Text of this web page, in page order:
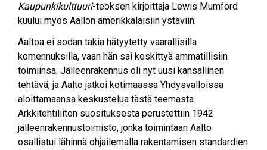
Kaupunkikulttuuri-teoksen kirjoittaja Lewis Mumford
kuului myös Aallon amerikkalaisiin ystäviin.
Aaltoa ei sodan takia hätyytetty vaarallisilla
komennuksilla, vaan hän sai keskittyä ammatillisiin
toimiinsa. Jälleenrakennus oli nyt uusi kansallinen
tehtävä, ja Aalto jatkoi kotimaassa Yhdysvalloissa
aloittamaansa keskustelua tästä teemasta.
Arkkitehtiliiton suosituksesta perustettiin 1942
jälleenrakennustoimisto, jonka toimintaan Aalto
osallistui lähinnä ohjailemalla rakentamisen standardien